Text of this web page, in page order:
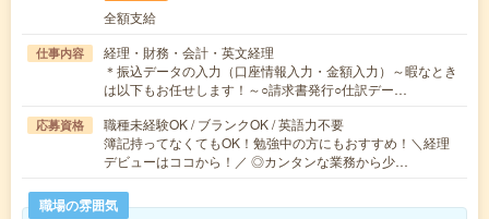
全額支給
仕事内容
経理・財務・会計・英文経理
＊振込データの入力（口座情報入力・金額入力）～暇なとき
は以下もお任せします！～○請求書発行○仕訳デー…
応募資格
職種未経験OK / ブランクOK / 英語力不要
簿記持ってなくてもOK！勉強中の方にもおすすめ！＼経理
デビューはココから！／ ◎カンタンな業務から少…
職場の雰囲気